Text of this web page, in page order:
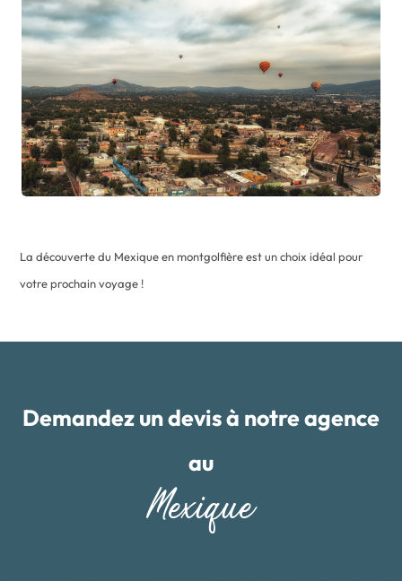
La découverte du Mexique en montgolfière est un choix idéal pour
votre prochain voyage !
Demandez un devis à notre agence
au
Mexique